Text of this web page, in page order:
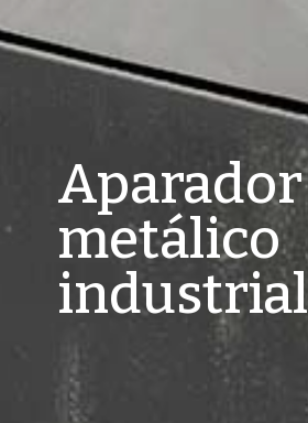
Aparador
metálico
industrial